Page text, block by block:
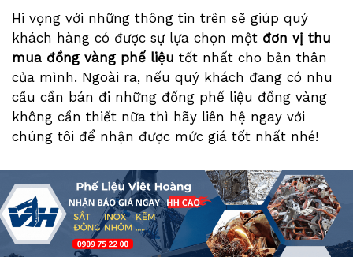
Hi vọng với những thông tin trên sẽ giúp quý
khách hàng có được sự lựa chọn một đơn vị thu
mua đồng vàng phế liệu tốt nhất cho bản thân
của mình. Ngoài ra, nếu quý khách đang có nhu
cầu cần bán đi những đống phế liệu đồng vàng
không cần thiết nữa thì hãy liên hệ ngay với
chúng tôi để nhận được mức giá tốt nhất nhé!